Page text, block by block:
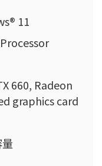
11
660, Radeon
graphics card